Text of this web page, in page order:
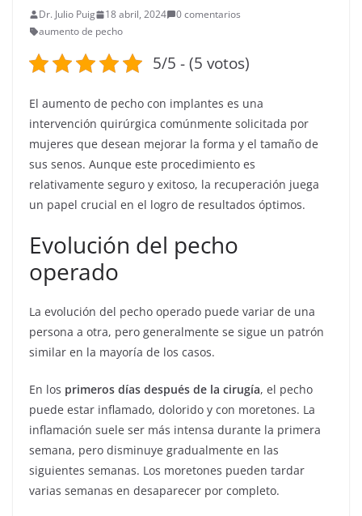
Dr. Julio Puig 18 abril, 2024
0 comentarios
aumento de pecho
5/5 - (5 votos)
El aumento de pecho con implantes es una
intervención quirúrgica comúnmente solicitada por
mujeres que desean mejorar la forma y el tamaño de
sus senos. Aunque este procedimiento es
relativamente seguro y exitoso, la recuperación juega
un papel crucial en el logro de resultados óptimos.
Evolución del pecho
operado
La evolución del pecho operado puede variar de una
persona a otra, pero generalmente se sigue un patrón
similar en la mayoría de los casos.
En los primeros días después de la cirugía, el pecho
puede estar inflamado, dolorido y con moretones. La
inflamación suele ser más intensa durante la primera
semana, pero disminuye gradualmente en las
siguientes semanas. Los moretones pueden tardar
varias semanas en desaparecer por completo.